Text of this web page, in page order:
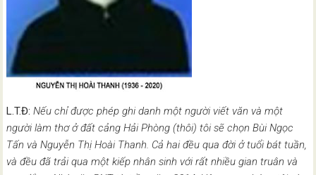
L.T.Đ:Nếu chỉ được phép ghi danh một người viết văn và một
người làm thơ ở đất cảng Hải Phòng (thôi) tôi sẽ chọn Bùi Ngọc
Tấn và Nguyễn Thị Hoài Thanh. Cả hai đều qua đời ở tuổi bát tuần,
và đều đã trải qua một kiếp nhân sinh với rất nhiều gian truân và